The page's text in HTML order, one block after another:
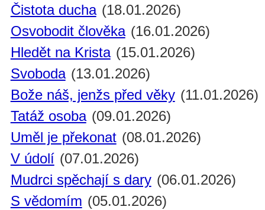
Čistota ducha (18.01.2026)
Osvobodit člověka (16.01.2026)
Hledět na Krista (15.01.2026)
Svoboda (13.01.2026)
Bože náš, jenžs před věky (11.01.2026)
Tatáž osoba (09.01.2026)
Uměl je překonat (08.01.2026)
V údolí (07.01.2026)
Mudrci spěchají s dary (06.01.2026)
S vědomím (05.01.2026)